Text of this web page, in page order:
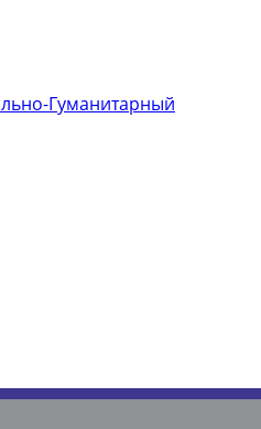
Гуманитарный